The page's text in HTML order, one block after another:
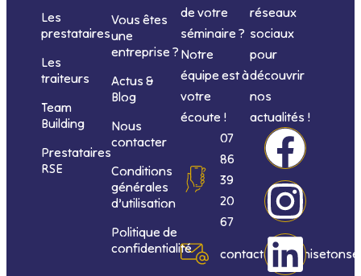
Les
prestataires
Les
traiteurs
Team
Building
Prestataires
RSE
Vous êtes
une
entreprise ?
Actus &
Blog
Nous
contacter
Conditions
générales
d’utilisation
Politique de
confidentialité
de votre
séminaire ?
Notre
équipe est à
votre
écoute !
07
86
39
20
67
réseaux
sociaux
pour
découvrir
nos
actualités !
F
a
c
I
n
s
L
i
n
Y
o
u